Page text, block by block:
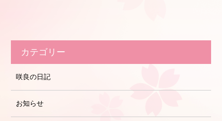
カテゴリー
咲良の日記
お知らせ